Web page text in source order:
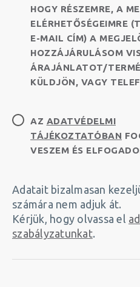
HOGY RÉSZEMRE, A
ELÉRHETŐSÉGEIMRE
E-MAIL CÍM) A
HOZZÁJÁRULÁSOM
ÁRAJÁNLATOT/
KÜLDJÖN, VAGY
AZ ADATVÉDELMI
TÁJÉKOZTATÓBAN
VESZEM ÉS
Adatait bizalmasan
számára nem adjuk át.
Kérjük, hogy olvassa el
szabályzatunkat.